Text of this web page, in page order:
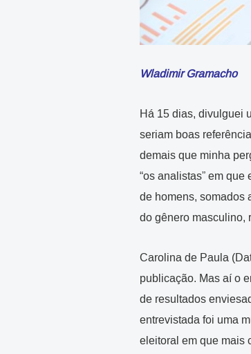
Wladimir Gramacho
Há 15 dias, divulguei
seriam boas
demais que minha
“os analistas” em
de homens, somados
do gênero masculino,
Carolina de Paula
publicação. Mas aí o
de resultados
entrevistada foi uma
eleitoral em que mais